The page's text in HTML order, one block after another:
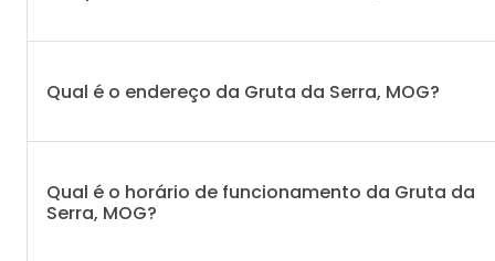
Qual é o endereço da Gruta da Serra, MOG?
Qual é o horário de funcionamento da Gruta da
Serra, MOG?